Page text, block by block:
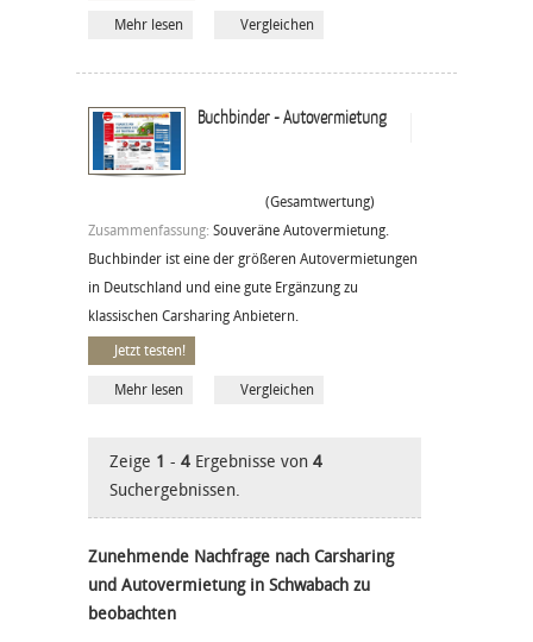
Mehr lesen Vergleichen
Buchbinder - Autovermietung
(Gesamtwertung)
Zusammenfassung: Souveräne Autovermietung.
Buchbinder ist eine der größeren Autovermietungen
in Deutschland und eine gute Ergänzung zu
klassischen Carsharing Anbietern.
Jetzt testen!
Mehr lesen Vergleichen
Zeige 1 - 4 Ergebnisse von 4
Suchergebnissen.
Zunehmende Nachfrage nach Carsharing
und Autovermietung in Schwabach zu
beobachten